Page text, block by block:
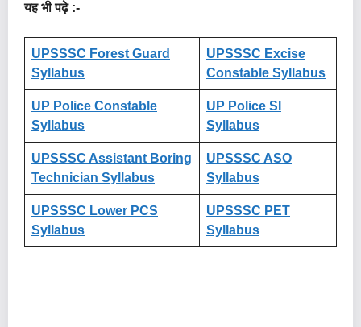
यह भी पढ़े :-
UPSSSC Forest Guard
Syllabus
UPSSSC Excise
Constable Syllabus
UP Police Constable
Syllabus
UP Police SI
Syllabus
UPSSSC Assistant Boring
Technician Syllabus
UPSSSC ASO
Syllabus
UPSSSC Lower PCS
Syllabus
UPSSSC PET
Syllabus